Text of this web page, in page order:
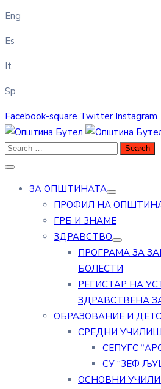
Eng
Es
It
Sp
Facebook-square Twitter Instagram
ЗА ОПШТИНАТА
ПРОФИЛ НА
ГРБ И ЗНАМЕ
ЗДРАВСТВО
ПРОГРАМА ЗА
БОЛЕСТИ
РЕГИСТАР НА
ЗДРАВСТВЕНА
ОБРАЗОВАНИЕ И
СРЕДНИ
СЕПУГС
СУ “ЗЕФ
ОСНОВНИ